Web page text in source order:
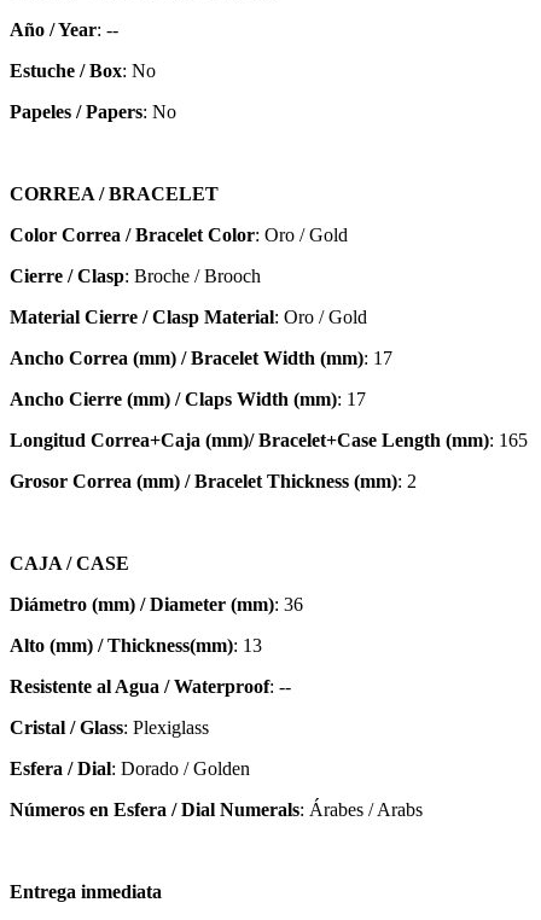
Año / Year: --
Estuche / Box: No
Papeles / Papers: No
CORREA / BRACELET
Color Correa / Bracelet Color: Oro / Gold
Cierre / Clasp: Broche / Brooch
Material Cierre / Clasp Material: Oro / Gold
Ancho Correa (mm) / Bracelet Width (mm): 17
Ancho Cierre (mm) / Claps Width (mm): 17
Longitud Correa+Caja (mm)/ Bracelet+Case Length (mm): 165
Grosor Correa (mm) / Bracelet Thickness (mm): 2
CAJA / CASE
Diámetro (mm) / Diameter (mm): 36
Alto (mm) / Thickness(mm): 13
Resistente al Agua / Waterproof: --
Cristal / Glass: Plexiglass
Esfera / Dial: Dorado / Golden
Números en Esfera / Dial Numerals: Árabes / Arabs
Entrega inmediata